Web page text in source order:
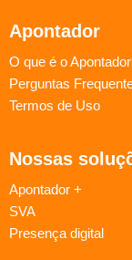
Apontador
O que é o
Perguntas
Termos de Uso
Nossas
Apontador +
SVA
Presença digital